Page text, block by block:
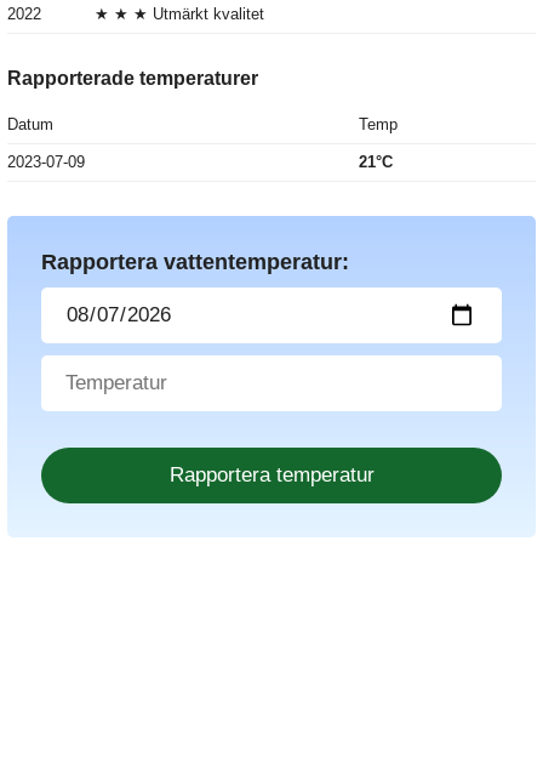
2022 ★ ★ ★ Utmärkt kvalitet
Rapporterade temperaturer
Datum Temp
2023-07-09 21°C
Rapportera vattentemperatur: